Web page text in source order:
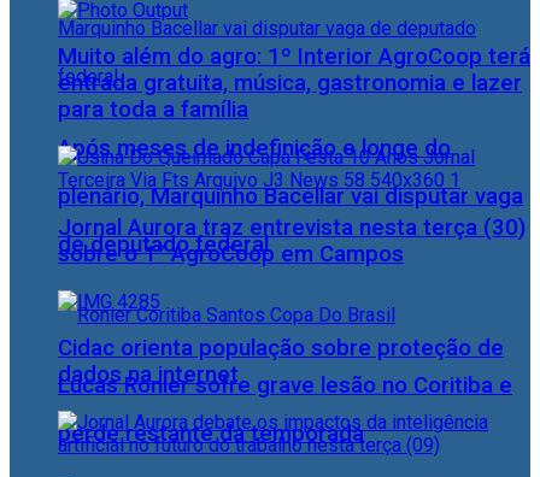
Após meses de indefinição e longe do
plenário, Marquinho Bacellar vai disputar vaga
de deputado federal
Lucas Ronier sofre grave lesão no Coritiba e
perde restante da temporada
Muito além do agro: 1º Interior AgroCoop terá
entrada gratuita, música, gastronomia e lazer
para toda a família
Jornal Aurora traz entrevista nesta terça (30)
sobre o 1° AgroCoop em Campos
Cidac orienta população sobre proteção de
dados na internet